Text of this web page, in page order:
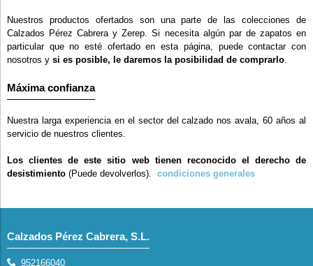
Nuestros productos ofertados son una parte de las colecciones de
Calzados Pérez Cabrera y Zerep. Si necesita algún par de zapatos en
particular que no esté ofertado en esta página, puede contactar con
nosotros y si es posible, le daremos la posibilidad de comprarlo.
Máxima confianza
Nuestra larga experiencia en el sector del calzado nos avala, 60 años al
servicio de nuestros clientes.
Los clientes de este sitio web tienen reconocido el derecho de
desistimiento (Puede devolverlos). condiciones generales
Calzados Pérez Cabrera, S.L.
952166040